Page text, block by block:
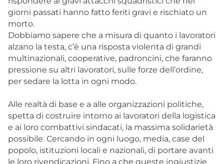
giorni passati hanno fatto feriti gravi e rischiato un
morto.
Dobbiamo sapere che a misura di quanto i lavoratori
alzano la testa, c’è una risposta violenta di grandi
multinazionali, cooperative, padroncini, che faranno
pressione su altri lavoratori, sulle forze dell’ordine,
per sedare la lotta in ogni modo.
Alle realtà di base e a alle organizzazioni politiche,
spetta di costruire intorno ai lavoratori della logistica
e ai loro combattivi sindacati, la massima solidarietà
possibile. Cercando in ogni luogo, media, case del
popolo, istituzioni locali e nazionali, di portare avanti
le loro rivendicazioni. Fino a che queste ingiustizie